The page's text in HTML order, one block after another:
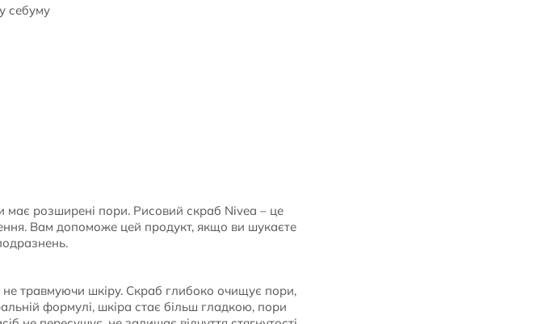
себуму
розширені пори. Рисовий скраб Nivea – це
Вам допоможе цей продукт, якщо ви шукаєте
не травмуючи шкіру. Скраб глибоко очищує пори,
формулі, шкіра стає більш гладкою, пори